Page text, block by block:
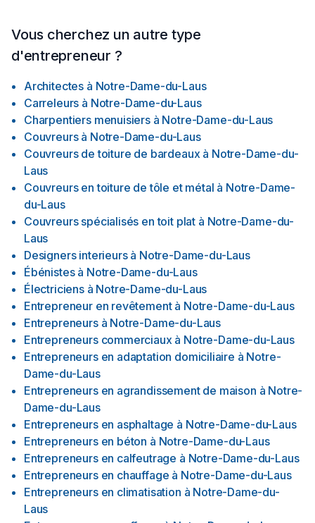
Vous cherchez un autre type
d'entrepreneur ?
Architectes à Notre-Dame-du-Laus
Carreleurs à Notre-Dame-du-Laus
Charpentiers menuisiers à Notre-Dame-du-Laus
Couvreurs à Notre-Dame-du-Laus
Couvreurs de toiture de bardeaux à Notre-Dame-du-
Laus
Couvreurs en toiture de tôle et métal à Notre-Dame-
du-Laus
Couvreurs spécialisés en toit plat à Notre-Dame-du-
Laus
Designers interieurs à Notre-Dame-du-Laus
Ébénistes à Notre-Dame-du-Laus
Électriciens à Notre-Dame-du-Laus
Entrepreneur en revêtement à Notre-Dame-du-Laus
Entrepreneurs à Notre-Dame-du-Laus
Entrepreneurs commerciaux à Notre-Dame-du-Laus
Entrepreneurs en adaptation domiciliaire à Notre-
Dame-du-Laus
Entrepreneurs en agrandissement de maison à Notre-
Dame-du-Laus
Entrepreneurs en asphaltage à Notre-Dame-du-Laus
Entrepreneurs en béton à Notre-Dame-du-Laus
Entrepreneurs en calfeutrage à Notre-Dame-du-Laus
Entrepreneurs en chauffage à Notre-Dame-du-Laus
Entrepreneurs en climatisation à Notre-Dame-du-
Laus